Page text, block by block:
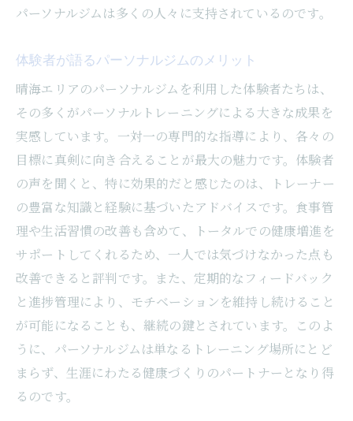
効率的な予約システムの使い方
忙しい人でも通いやすい予約方法
スケジュール管理で無駄を省く方法
トレーナーとの最適なスケジュール調整法
晴海のパーソナルジムを最大限活用する予
約テクニック
専門的なトレーナーと共に理想の体型を手に入
れるパーソナルジムの魅力
晴海のパーソナルジムが提供する専門性
トレーナーの経験がもたらす安心感
個々に合わせたトレーニングプランの作成
法
成功へ導くトレーナーのモチベーション戦
略
パーソナルジムは多くの人々に支持されているのです。
体験者が語るパーソナルジムのメリット
晴海エリアのパーソナルジムを利用した体験者たちは、
その多くがパーソナルトレーニングによる大きな成果を
実感しています。一対一の専門的な指導により、各々の
目標に真剣に向き合えることが最大の魅力です。体験者
の声を聞くと、特に効果的だと感じたのは、トレーナー
の豊富な知識と経験に基づいたアドバイスです。食事管
理や生活習慣の改善も含めて、トータルでの健康増進を
サポートしてくれるため、一人では気づけなかった点も
改善できると評判です。また、定期的なフィードバック
と進捗管理により、モチベーションを維持し続けること
が可能になることも、継続の鍵とされています。このよ
うに、パーソナルジムは単なるトレーニング場所にとど
まらず、生涯にわたる健康づくりのパートナーとなり得
るのです。